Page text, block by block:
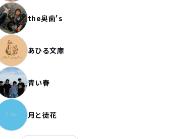
the奥歯's
あひる文庫
青い春
月と徒花